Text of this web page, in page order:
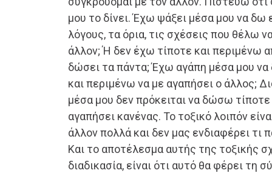
μου το δίνει. Έχω ψάξει μέσα μου να
λόγους, τα όρια, τις σχέσεις που θέλω
άλλον; Ή δεν έχω τίποτε και περιμένω
δώσει τα πάντα; Έχω αγάπη μέσα μου
και περιμένω να με αγαπήσει ο άλλος;
μέσα μου δεν πρόκειται να δώσω
αγαπήσει κανένας. Το τοξικό λοιπόν
άλλον πολλά και δεν μας ενδιαφέρει τι
Και το αποτέλεσμα αυτής της τοξικής
διαδικασία, είναι ότι αυτό θα φέρει τη